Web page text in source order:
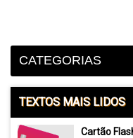
CATEGORIAS
TEXTOS MAIS LIDOS
Cartão